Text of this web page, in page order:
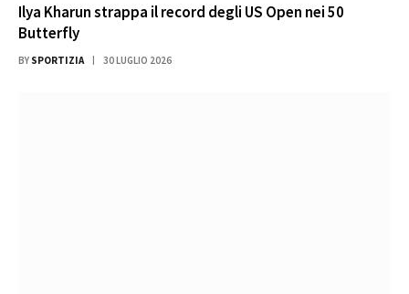
Ilya Kharun strappa il record degli US Open nei 50
Butterfly
BY SPORTIZIA 30 LUGLIO 2026